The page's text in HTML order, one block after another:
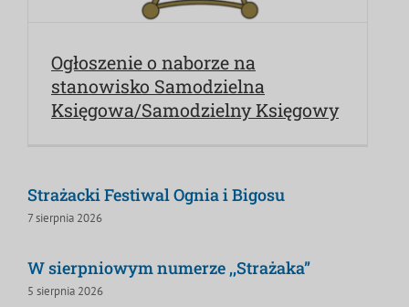
Ogłoszenie o naborze na
stanowisko Samodzielna
Księgowa/Samodzielny Księgowy
Strażacki Festiwal Ognia i Bigosu
7 sierpnia 2026
W sierpniowym numerze ,,Strażaka”
5 sierpnia 2026